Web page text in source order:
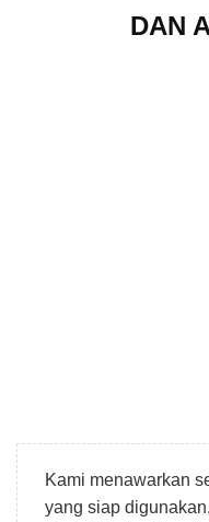
DAN
Kami menawarkan
yang siap